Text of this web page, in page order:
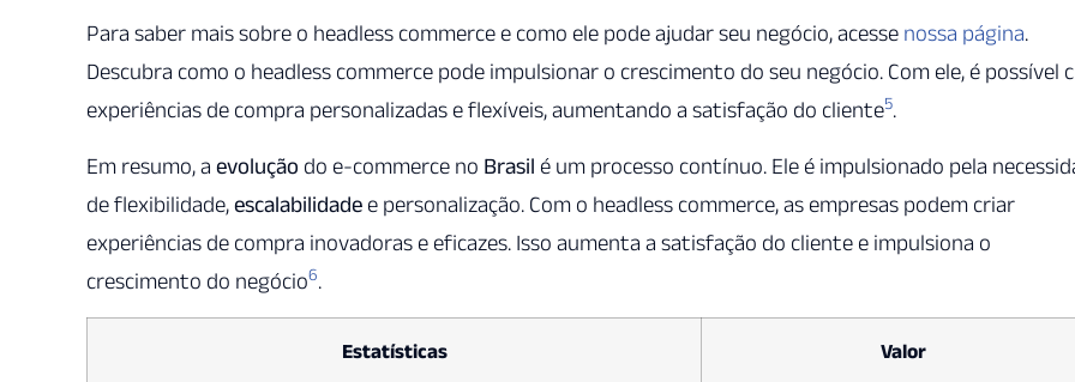
Para saber mais sobre o headless commerce e como ele pode ajudar seu negócio, acesse nossa página.
Descubra como o headless commerce pode impulsionar o crescimento do seu negócio. Com ele, é possível
experiências de compra personalizadas e flexíveis, aumentando a satisfação do cliente5.
Em resumo, a evolução do e-commerce no Brasil é um processo contínuo. Ele é impulsionado pela
de flexibilidade,escalabilidade e personalização. Com o headless commerce, as empresas podem criar
experiências de compra inovadoras e eficazes. Isso aumenta a satisfação do cliente e impulsiona o
crescimento do negócio6.
Estatísticas Valor